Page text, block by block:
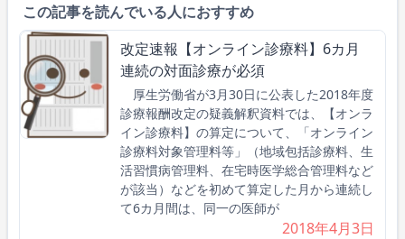
この記事を読んでいる人におすすめ
改定速報【オンライン診療料】6カ月
連続の対面診療が必須
厚生労働省が3月30日に公表した2018年度
診療報酬改定の疑義解釈資料では、【オンラ
イン診療料】の算定について、「オンライン
診療料対象管理料等」（地域包括診療料、生
活習慣病管理料、在宅時医学総合管理料など
が該当）などを初めて算定した月から連続し
て6カ月間は、同一の医師が
2018年4月3日